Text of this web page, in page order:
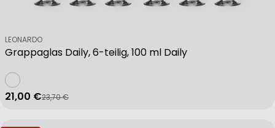
Grappaglas Daily, 6-teilig, 100 ml Daily
Verkäufer:
LEONARDO
Verkaufspreis
21,00 €
Regulärer Preis
23,70 €